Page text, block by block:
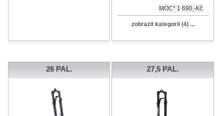
MOC* 1 690,-Kč
zobrazit kategorii (4) ...
26 PAL. 27,5 PAL.